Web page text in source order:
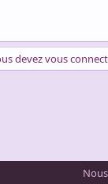
devez vous